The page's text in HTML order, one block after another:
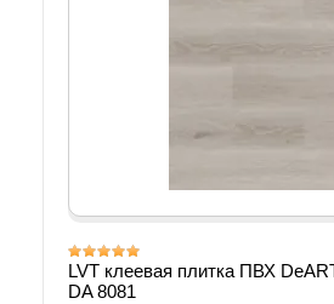
LVT клеевая плитка ПВХ
DA 8081